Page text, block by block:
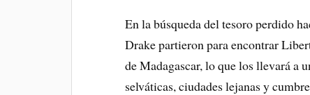
En la búsqueda del tesoro perdido
Drake partieron para encontrar
de Madagascar, lo que los llevará a
selváticas, ciudades lejanas y